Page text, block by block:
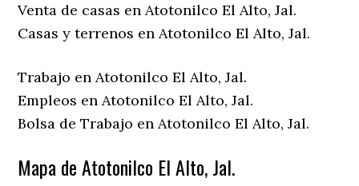
Venta de casas en Atotonilco El Alto, Jal.
Casas y terrenos en Atotonilco El Alto, Jal.
Trabajo en Atotonilco El Alto, Jal.
Empleos en Atotonilco El Alto, Jal.
Bolsa de Trabajo en Atotonilco El Alto, Jal.
Mapa de Atotonilco El Alto, Jal.